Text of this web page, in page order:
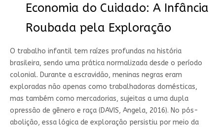
Economia do Cuidado: A Infância
Roubada pela Exploração
O trabalho infantil tem raízes profundas na história
brasileira, sendo uma prática normalizada desde o período
colonial. Durante a escravidão, meninas negras eram
exploradas não apenas como trabalhadoras domésticas,
mas também como mercadorias, sujeitas a uma dupla
opressão de gênero e raça (DAVIS, Angela, 2016). No pós-
abolição, essa lógica de exploração persistiu por meio da